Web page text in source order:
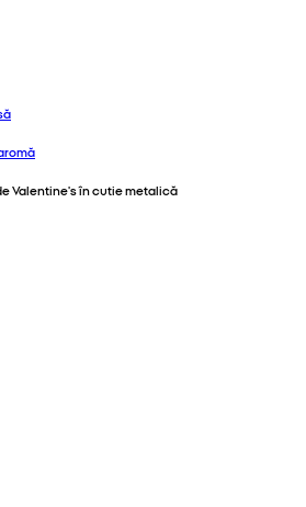
Valentine's în cutie metalică